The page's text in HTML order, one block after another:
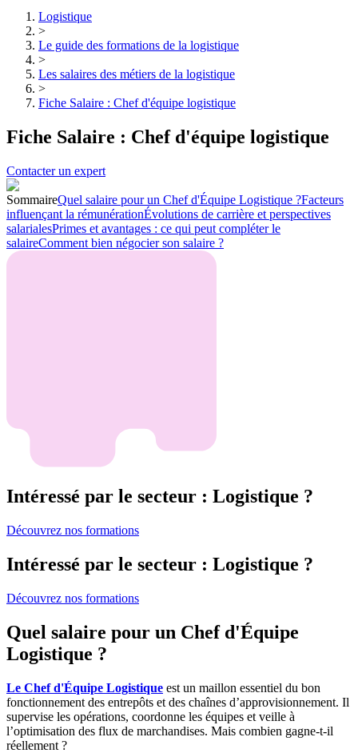
Logistique
>
Le guide des formations de la logistique
>
Les salaires des métiers de la logistique
>
Fiche Salaire : Chef d'équipe logistique
Fiche Salaire : Chef d'équipe logistique
Contacter un expert
SommaireQuel salaire pour un Chef d'Équipe Logistique ?Facteurs
influençant la rémunérationÉvolutions de carrière et perspectives
salarialesPrimes et avantages : ce qui peut compléter le
salaireComment bien négocier son salaire ?
Intéressé par le secteur : Logistique ?
Découvrez nos formations
Intéressé par le secteur : Logistique ?
Découvrez nos formations
Quel salaire pour un Chef d'Équipe
Logistique ?
Le Chef d'Équipe Logistique est un maillon essentiel du bon
fonctionnement des entrepôts et des chaînes d’approvisionnement. Il
supervise les opérations, coordonne les équipes et veille à
l’optimisation des flux de marchandises. Mais combien gagne-t-il
réellement ?